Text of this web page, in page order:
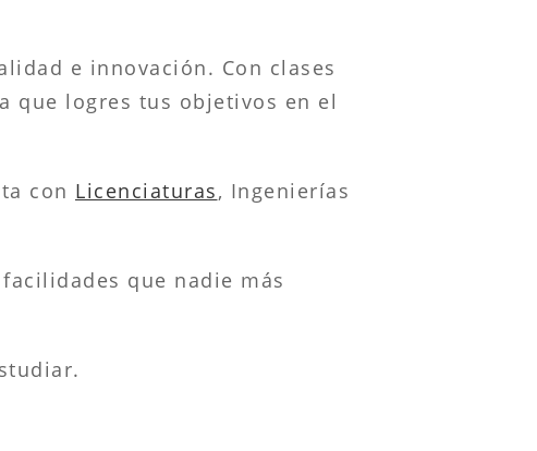
e innovación. Con clases
que logres tus objetivos en el
con Licenciaturas, Ingenierías
que nadie más